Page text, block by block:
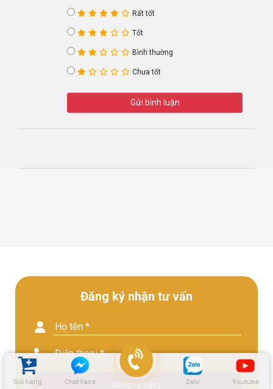
Giỏ hàng Chat Face Zalo Youtube
Rất tốt
Tốt
Bình thường
Chưa tốt
Gửi bình luận
Đăng ký nhận tư vấn
Đăng ký ngay